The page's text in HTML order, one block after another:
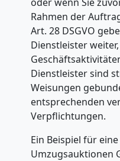
Rahmen der
Art. 28 DSGVO
Dienstleister
Dienstleister sind
Weisungen
entsprechenden
Verpflichtungen.
Ein Beispiel für
Umzugsauktionen
Fernumzug
Steyr
Steyr